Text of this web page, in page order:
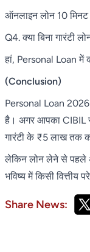
ऑनलाइन लोन 10
Q4. क्या बिना गारंटी
हां, Personal Loan में
(Conclusion)
Personal Loan
है। अगर आपका CIBIL
गारंटी के ₹5 लाख तक
लेकिन लोन लेने से पहले
भविष्य में किसी वित्तीय
Share News: